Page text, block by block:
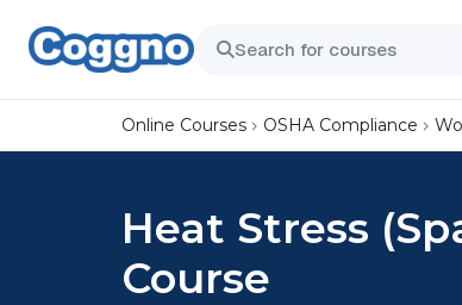
Online Courses OSHA Compliance
Heat Stress
Course